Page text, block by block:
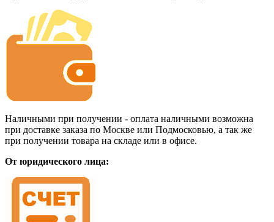
Наличными при получении - оплата наличными возможна
при доставке заказа по Москве или Подмосковью, а так же
при получении товара на складе или в офисе.
От юридического лица: